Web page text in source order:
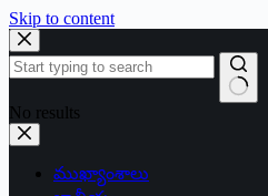
Skip to content
No results
ముఖ్యాంశాలు